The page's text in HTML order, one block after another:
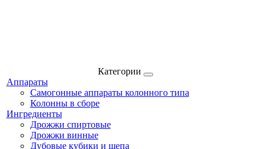
Категории
Аппараты
Самогонные аппараты колонного типа
Колонны в сборе
Ингредиенты
Дрожжи спиртовые
Дрожжи винные
Дубовые кубики и щепа